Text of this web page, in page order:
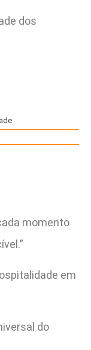
dos
momento
em
do